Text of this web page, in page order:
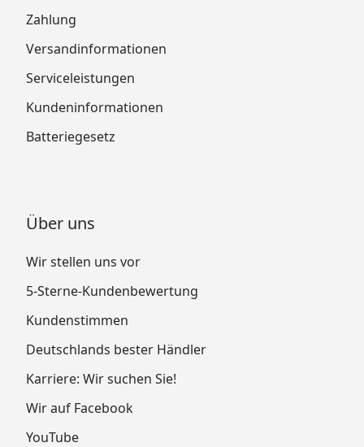
Zahlung
Versandinformationen
Serviceleistungen
Kundeninformationen
Batteriegesetz
Über uns
Wir stellen uns vor
5-Sterne-Kundenbewertung
Kundenstimmen
Deutschlands bester Händler
Karriere: Wir suchen Sie!
Wir auf Facebook
YouTube